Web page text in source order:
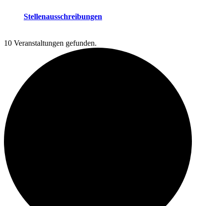
Stellenausschreibungen
10 Veranstaltungen gefunden.